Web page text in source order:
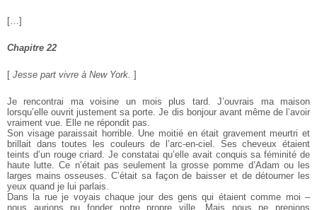
[…]
Chapitre 22
[ Jesse part vivre à New York. ]
Je rencontrai ma voisine un mois plus tard. J’ouvrais ma maison
lorsqu’elle ouvrit justement sa porte. Je dis bonjour avant même de l’avoir
vraiment vue. Elle ne répondit pas.
Son visage paraissait horrible. Une moitié en était gravement meurtri et
brillait dans toutes les couleurs de l’arc-en-ciel. Ses cheveux étaient
teints d’un rouge criard. Je constatai qu’elle avait conquis sa féminité de
haute lutte. Ce n’était pas seulement la grosse pomme d’Adam ou les
larges mains osseuses. C’était sa façon de baisser et de détourner les
yeux quand je lui parlais.
Dans la rue je voyais chaque jour des gens qui étaient comme moi –
nous aurions pu fonder notre propre ville. Mais nous ne prenions